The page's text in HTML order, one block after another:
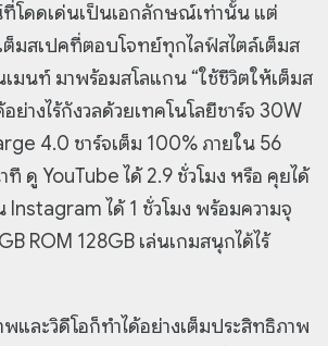
ที่โดดเด่นเป็นเอกลักษณ์เท่านั้น แต่
ต็มสเปคที่ตอบโจทย์ทุกไลฟ์สไตล์เต็มส
มนท์ มาพร้อมสโลแกน “ใช้ชีวิตให้เต็มส
ย่างไร้กังวลด้วยเทคโนโลยีชาร์จ 30W
4.0 ชาร์จเต็ม 100% ภายใน 56
ที ดู YouTube ได้ 2.9 ชั่วโมง หรือ คุยได้
Instagram ได้ 1 ชั่วโมง พร้อมความจุ
ROM 128GB เล่นเกมสนุกได้ไร้
และวิดีโอก็ทำได้อย่างเต็มประสิทธิภาพ